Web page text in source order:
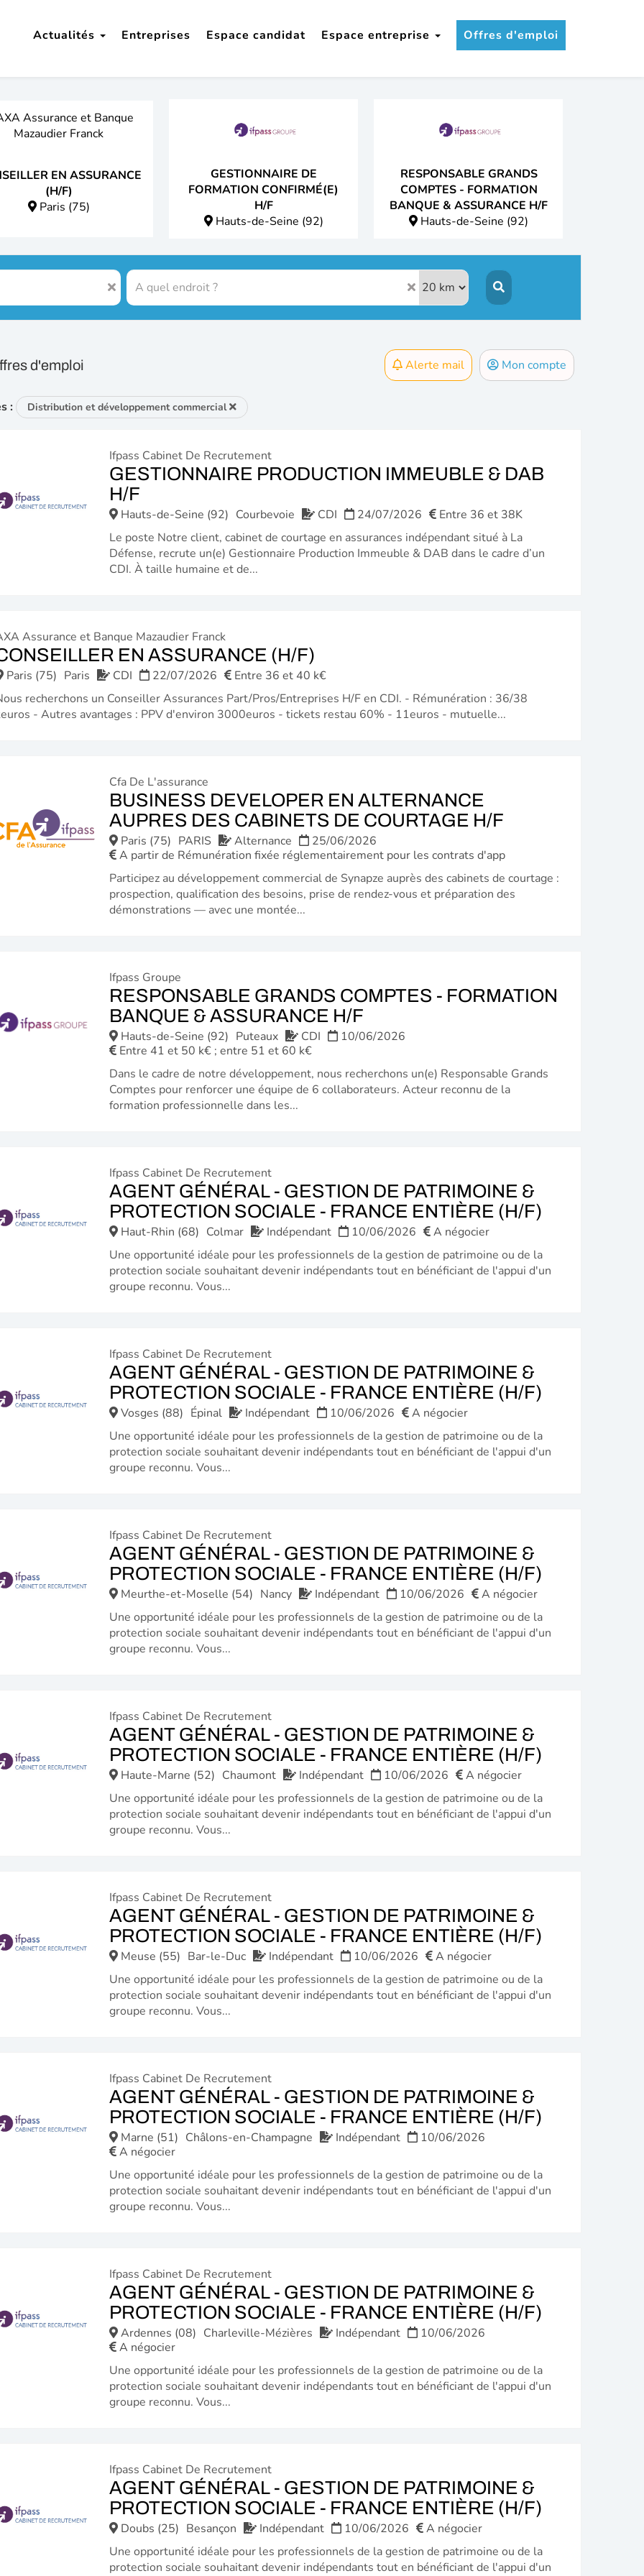
Actualités Entreprises Espace candidat Espace entreprise Offres d'emploi
EN ASSURANCE
(H/F)
Paris (75)
GESTIONNAIRE DE
FORMATION CONFIRMÉ(E)
H/F
Hauts-de-Seine (92)
RESPONSABLE GRANDS
COMPTES - FORMATION
BANQUE & ASSURANCE H/F
Hauts-de-Seine (92)
d'emploi Alerte mail Mon compte
: Distribution et développement commercial
Ifpass Cabinet De Recrutement
GESTIONNAIRE PRODUCTION IMMEUBLE & DAB
H/F(NOUVELLE
FENÊTRE)
Hauts-de-Seine (92) Courbevoie CDI 24/07/2026
Entre 36 et 38K
Le poste Notre client, cabinet de courtage en assurances indépendant situé à La
Défense, recrute un(e) Gestionnaire Production Immeuble & DAB dans le cadre d’un
CDI. À taille humaine et de...
Assurance et Banque Mazaudier Franck
EN ASSURANCE (H/F)(NOUVELLE
FENÊTRE)
Paris (75) Paris CDI 22/07/2026
Entre 36 et 40 k€
recherchons un Conseiller Assurances Part/Pros/Entreprises H/F en CDI. - Rémunération : 36/38
- Autres avantages : PPV d'environ 3000euros - tickets restau 60% - 11euros - mutuelle...
Cfa De L'assurance
BUSINESS DEVELOPER EN ALTERNANCE
AUPRES DES CABINETS DE COURTAGE H/F(NOUVELLE
Paris (75) PARIS Alternance
25/06/2026
A partir de Rémunération fixée réglementairement pour les contrats d'app
Participez au développement commercial de Synapze auprès des cabinets de courtage :
prospection, qualification des besoins, prise de rendez-vous et préparation des
démonstrations — avec une montée...
Ifpass Groupe
RESPONSABLE GRANDS COMPTES - FORMATION
BANQUE & ASSURANCE H/F(NOUVELLE
FENÊTRE)
Hauts-de-Seine (92) Puteaux CDI
10/06/2026
Entre 41 et 50 k€ ; entre 51 et 60 k€
Dans le cadre de notre développement, nous recherchons un(e) Responsable Grands
Comptes pour renforcer une équipe de 6 collaborateurs. Acteur reconnu de la
formation professionnelle dans les...
Ifpass Cabinet De Recrutement
AGENT GÉNÉRAL - GESTION DE PATRIMOINE &
PROTECTION SOCIALE - FRANCE ENTIÈRE (H/F)
Haut-Rhin (68) Colmar Indépendant 10/06/2026
A négocier
Une opportunité idéale pour les professionnels de la gestion de patrimoine ou de la
protection sociale souhaitant devenir indépendants tout en bénéficiant de l'appui d'un
groupe reconnu. Vous...
Ifpass Cabinet De Recrutement
AGENT GÉNÉRAL - GESTION DE PATRIMOINE &
PROTECTION SOCIALE - FRANCE ENTIÈRE (H/F)
Vosges (88) Épinal Indépendant 10/06/2026
A négocier
Une opportunité idéale pour les professionnels de la gestion de patrimoine ou de la
protection sociale souhaitant devenir indépendants tout en bénéficiant de l'appui d'un
groupe reconnu. Vous...
Ifpass Cabinet De Recrutement
AGENT GÉNÉRAL - GESTION DE PATRIMOINE &
PROTECTION SOCIALE - FRANCE ENTIÈRE (H/F)
Meurthe-et-Moselle (54) Nancy Indépendant 10/06/2026
A négocier
Une opportunité idéale pour les professionnels de la gestion de patrimoine ou de la
protection sociale souhaitant devenir indépendants tout en bénéficiant de l'appui d'un
groupe reconnu. Vous...
Ifpass Cabinet De Recrutement
AGENT GÉNÉRAL - GESTION DE PATRIMOINE &
PROTECTION SOCIALE - FRANCE ENTIÈRE (H/F)
Haute-Marne (52) Chaumont Indépendant 10/06/2026
A négocier
Une opportunité idéale pour les professionnels de la gestion de patrimoine ou de la
protection sociale souhaitant devenir indépendants tout en bénéficiant de l'appui d'un
groupe reconnu. Vous...
Ifpass Cabinet De Recrutement
AGENT GÉNÉRAL - GESTION DE PATRIMOINE &
PROTECTION SOCIALE - FRANCE ENTIÈRE (H/F)
Meuse (55) Bar-le-Duc Indépendant 10/06/2026
A négocier
Une opportunité idéale pour les professionnels de la gestion de patrimoine ou de la
protection sociale souhaitant devenir indépendants tout en bénéficiant de l'appui d'un
groupe reconnu. Vous...
Ifpass Cabinet De Recrutement
AGENT GÉNÉRAL - GESTION DE PATRIMOINE &
PROTECTION SOCIALE - FRANCE ENTIÈRE (H/F)
Marne (51) Châlons-en-Champagne Indépendant
10/06/2026
A négocier
Une opportunité idéale pour les professionnels de la gestion de patrimoine ou de la
protection sociale souhaitant devenir indépendants tout en bénéficiant de l'appui d'un
groupe reconnu. Vous...
Ifpass Cabinet De Recrutement
AGENT GÉNÉRAL - GESTION DE PATRIMOINE &
PROTECTION SOCIALE - FRANCE ENTIÈRE (H/F)
Ardennes (08) Charleville-Mézières Indépendant
10/06/2026
A négocier
Une opportunité idéale pour les professionnels de la gestion de patrimoine ou de la
protection sociale souhaitant devenir indépendants tout en bénéficiant de l'appui d'un
groupe reconnu. Vous...
Ifpass Cabinet De Recrutement
AGENT GÉNÉRAL - GESTION DE PATRIMOINE &
PROTECTION SOCIALE - FRANCE ENTIÈRE (H/F)
Doubs (25) Besançon Indépendant 10/06/2026
A négocier
Une opportunité idéale pour les professionnels de la gestion de patrimoine ou de la
protection sociale souhaitant devenir indépendants tout en bénéficiant de l'appui d'un